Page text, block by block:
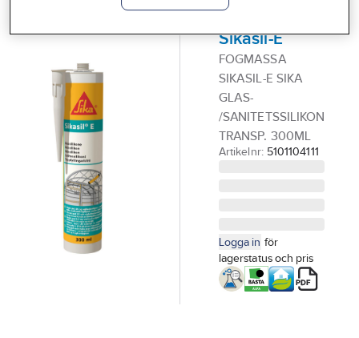
glassilikon,
Sikasil-E
FOGMASSA
SIKASIL-E SIKA
GLAS-
/SANITETSSILIKON
TRANSP. 300ML
Artikelnr: 5101104111
Logga in för
lagerstatus och pris